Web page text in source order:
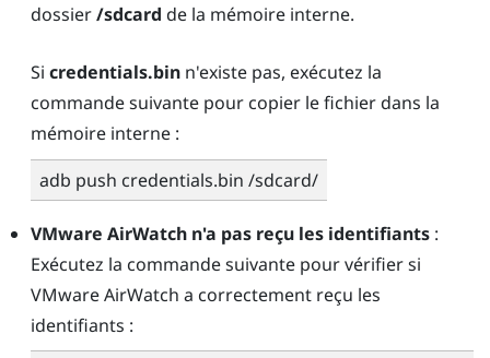
dossier/sdcard de la mémoire interne.
Si credentials.binn'existe pas, exécutez la
commande suivante pour copier le fichier dans la
mémoire interne :
adb push credentials.bin /sdcard/
VMware AirWatchn'a pas reçu les identifiants:
Exécutez la commande suivante pour vérifier si
VMware AirWatch a correctement reçu les
identifiants :